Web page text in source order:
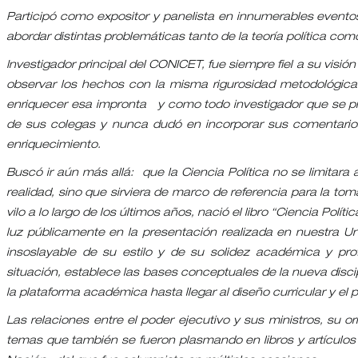
Participó como expositor y panelista en innumerables
abordar distintas problemáticas tanto de la teoría política
Investigador principal del CONICET, fue siempre fiel a su
observar los hechos con la misma rigurosidad
enriquecer esa impronta y como todo investigador que se
de sus colegas y nunca dudó en incorporar sus
enriquecimiento.
Buscó ir aún más allá: que la Ciencia Política no se
realidad, sino que sirviera de marco de referencia para la
vilo a lo largo de los últimos años, nació el libro “Ciencia
luz públicamente en la presentación realizada en nuestra
insoslayable de su estilo y de su solidez académica y
situación, establece las bases conceptuales de la nueva
la plataforma académica hasta llegar al diseño curricular y el
Las relaciones entre el poder ejecutivo y sus ministros, su
temas que también se fueron plasmando en libros y